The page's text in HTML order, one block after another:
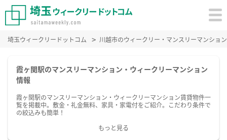
埼玉ウィークリードットコム 川越市のウィークリー・マンスリーマンショ
霞ヶ関駅のマンスリーマンション・ウィークリーマンション
情報
霞ヶ関駅のマンスリーマンション・ウィークリーマンション賃貸物件一
覧を掲載中。敷金・礼金無料、家具・家電付をご紹介。こだわり条件で
の絞込みも簡単！
もっと見る